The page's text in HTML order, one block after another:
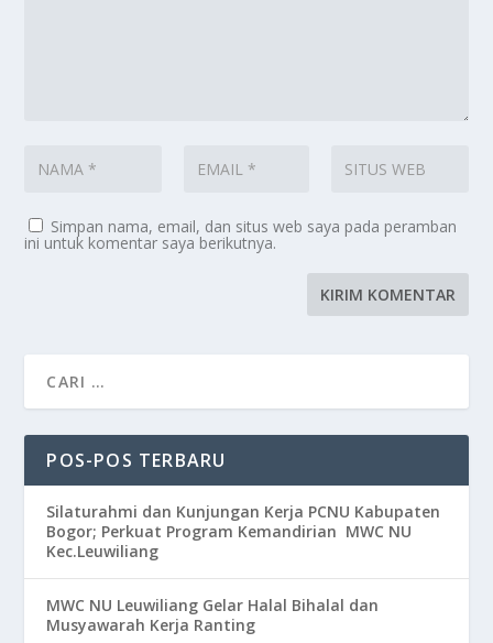
Simpan nama, email, dan situs web saya pada peramban
ini untuk komentar saya berikutnya.
POS-POS TERBARU
Silaturahmi dan Kunjungan Kerja PCNU Kabupaten
Bogor; Perkuat Program Kemandirian MWC NU
Kec.Leuwiliang
MWC NU Leuwiliang Gelar Halal Bihalal dan
Musyawarah Kerja Ranting